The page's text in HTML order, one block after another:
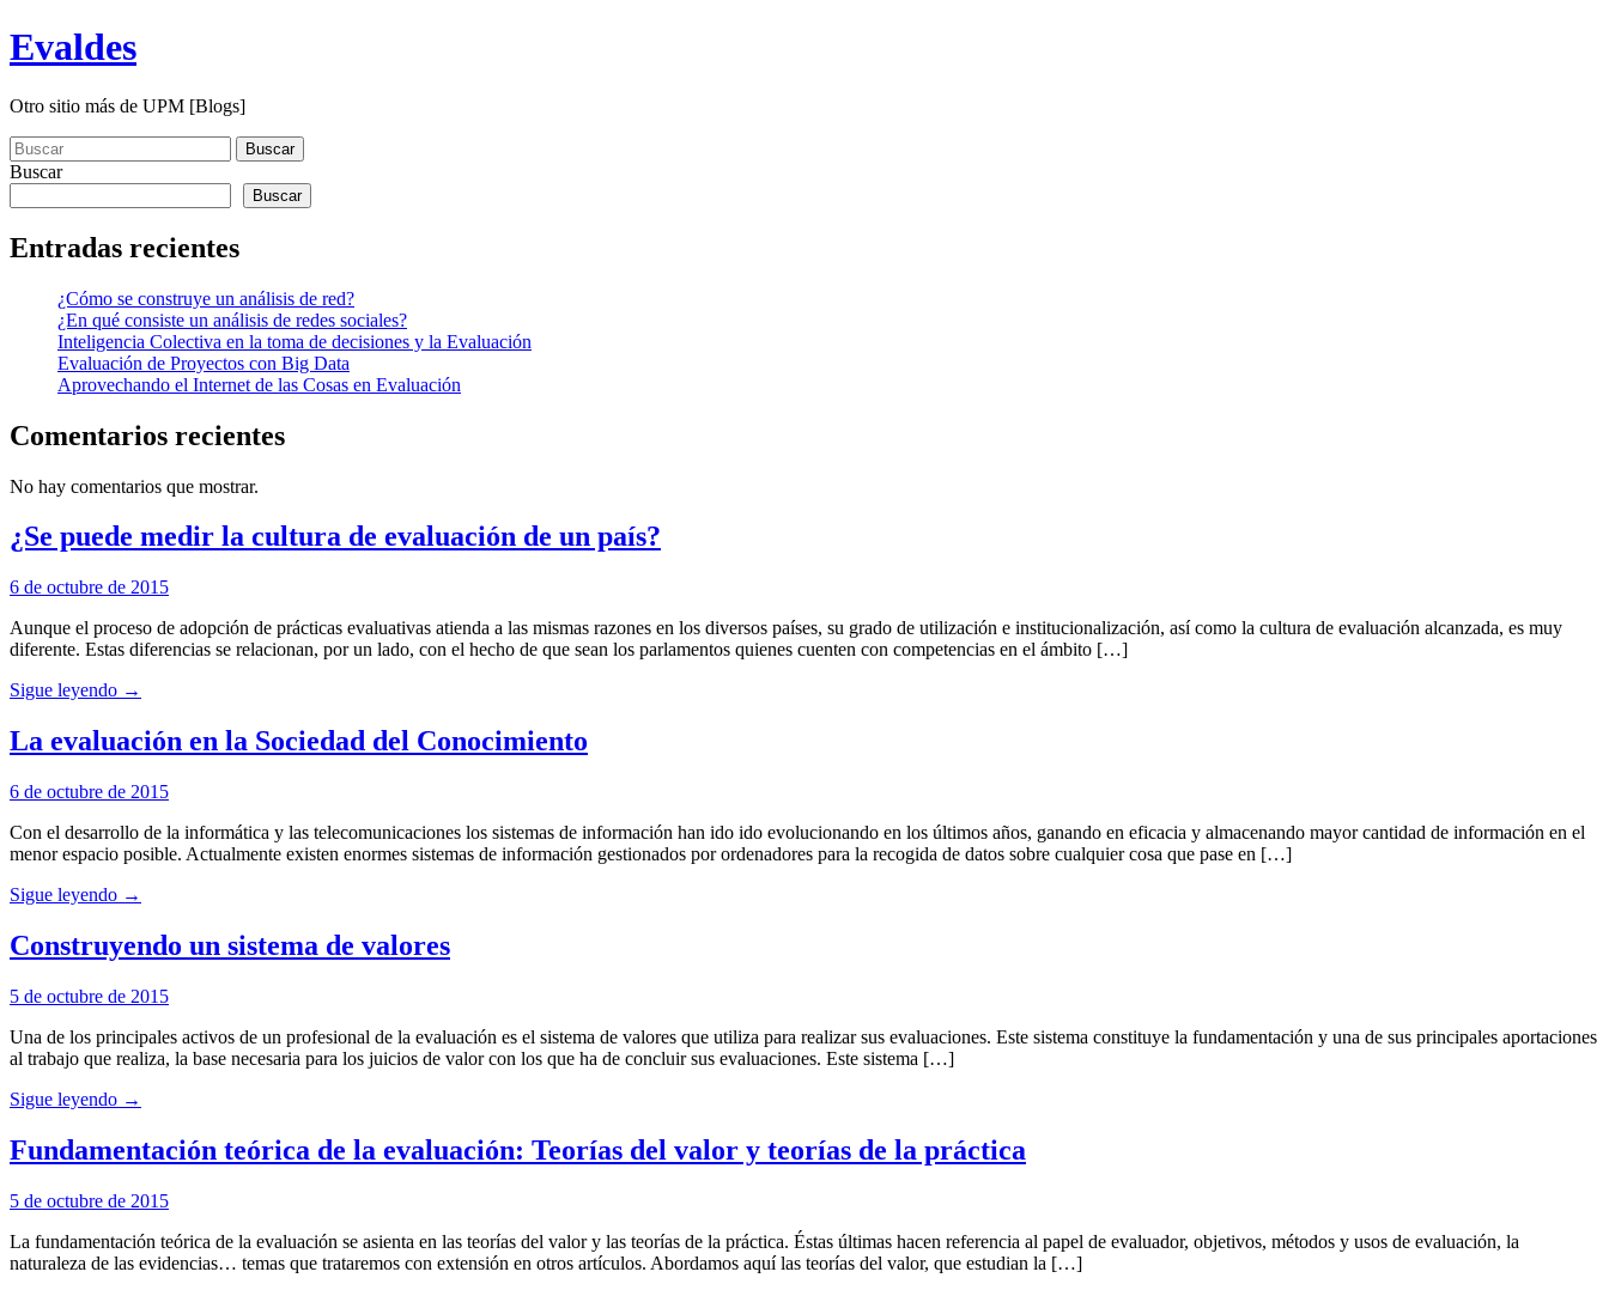
Saltar
al
principal
Evaldes
Otro sitio más de UPM [Blogs]
Buscar:
Buscar
Buscar
Buscar
Entradas recientes
¿Cómo se construye un análisis de red?
¿En qué consiste un análisis de redes sociales?
Inteligencia Colectiva en la toma de decisiones y la Evaluación
Evaluación de Proyectos con Big Data
Aprovechando el Internet de las Cosas en Evaluación
Comentarios recientes
No hay comentarios que mostrar.
¿Se puede medir la cultura de evaluación de un país?
6 de octubre de 2015
Aunque el proceso de adopción de prácticas evaluativas atienda a las mismas razones en los diversos países, su grado de utilización e institucionalización, así como la cultura de evaluación alcanzada, es muy
diferente. Estas diferencias se relacionan, por un lado, con el hecho de que sean los parlamentos quienes cuenten con competencias en el ámbito […]
Sigue leyendo →
La evaluación en la Sociedad del Conocimiento
6 de octubre de 2015
Con el desarrollo de la informática y las telecomunicaciones los sistemas de información han ido ido evolucionando en los últimos años, ganando en eficacia y almacenando mayor cantidad de información en el
menor espacio posible. Actualmente existen enormes sistemas de información gestionados por ordenadores para la recogida de datos sobre cualquier cosa que pase en […]
Sigue leyendo →
Construyendo un sistema de valores
5 de octubre de 2015
Una de los principales activos de un profesional de la evaluación es el sistema de valores que utiliza para realizar sus evaluaciones. Este sistema constituye la fundamentación y una de sus principales aportaciones
al trabajo que realiza, la base necesaria para los juicios de valor con los que ha de concluir sus evaluaciones. Este sistema […]
Sigue leyendo →
Fundamentación teórica de la evaluación: Teorías del valor y teorías de la práctica
5 de octubre de 2015
La fundamentación teórica de la evaluación se asienta en las teorías del valor y las teorías de la práctica. Éstas últimas hacen referencia al papel de evaluador, objetivos, métodos y usos de evaluación, la
naturaleza de las evidencias… temas que trataremos con extensión en otros artículos. Abordamos aquí las teorías del valor, que estudian la […]